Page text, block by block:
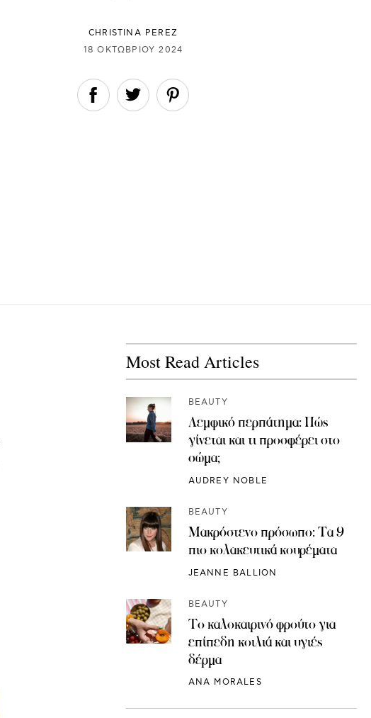
CHRISTINA PEREZ
18 ΟΚΤΩΒΡΊΟΥ 2024
Most Read Articles
BEAUTY
Λεμφικό περπάτημα: Πώς
γίνεται και τι προσφέρει στο
σώμα;
AUDREY NOBLE
BEAUTY
Μακρόστενο πρόσωπο: Τα 9
πιο κολακευτικά κουρέματα
JEANNE BALLION
BEAUTY
Το καλοκαιρινό φρούτο για
επίπεδη κοιλιά και υγιές
δέρμα
ANA MORALES